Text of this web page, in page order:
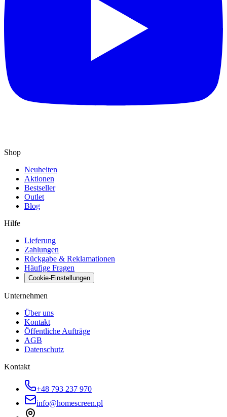
Shop
Neuheiten
Aktionen
Bestseller
Outlet
Blog
Hilfe
Lieferung
Zahlungen
Rückgabe & Reklamationen
Häufige Fragen
Cookie-Einstellungen
Unternehmen
Über uns
Kontakt
Öffentliche Aufträge
AGB
Datenschutz
Kontakt
+48 793 237 970
info@homescreen.pl